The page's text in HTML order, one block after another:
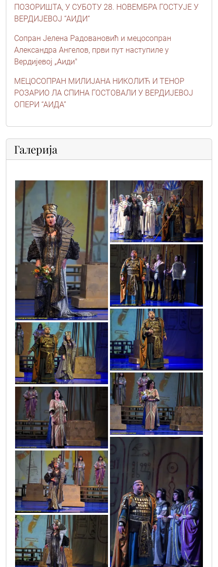
ПОЗОРИШТА, У СУБОТУ 28. НОВЕМБРА ГОСТУЈЕ У
ВЕРДИЈЕВОЈ “АИДИ“
Сопран Јелена Радовановић и мецосопран
Александра Ангелов, први пут наступиле у
Вердијевој „Аиди"
МЕЦОСОПРАН МИЛИЈАНА НИКОЛИЋ И ТЕНОР
РОЗАРИО ЛА СПИНА ГОСТОВАЛИ У ВЕРДИЈЕВОЈ
ОПЕРИ “АИДА”
Галерија
vic9808
vic9820
vic9771
vic9775
vic9777
vic9790
vic9801
vic9803
vic9786
vic9779